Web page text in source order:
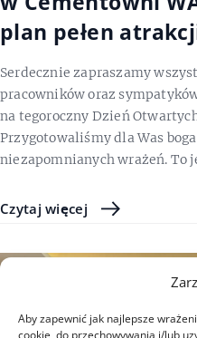
Aby zapewnić jak najlepsze
cookie, do przechowywania i/lub
plan pełen
Serdecznie zapraszamy
pracowników oraz
na tegoroczny Dzień
Przygotowaliśmy dla Was
niezapomnianych wrażeń. To
Czytaj więcej